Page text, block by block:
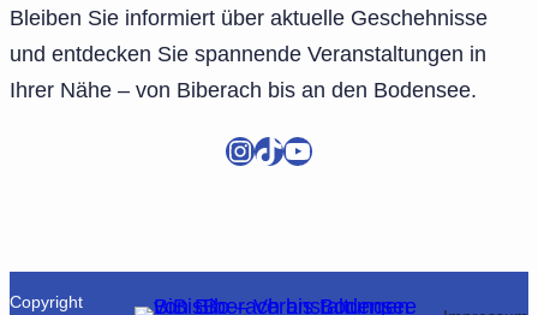
Bleiben Sie informiert über aktuelle Geschehnisse
und entdecken Sie spannende Veranstaltungen in
Ihrer Nähe – von Biberach bis an den Bodensee.
InstagramTikTok YouTube
Copyright